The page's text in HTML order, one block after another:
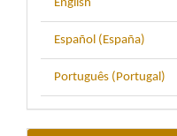
English
Español (España)
Português (Portugal)